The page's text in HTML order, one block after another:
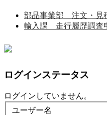
部品事業部 注文・見
輸入課 走行履歴調査
ログインステータス
ログインしていません。
ユーザー名